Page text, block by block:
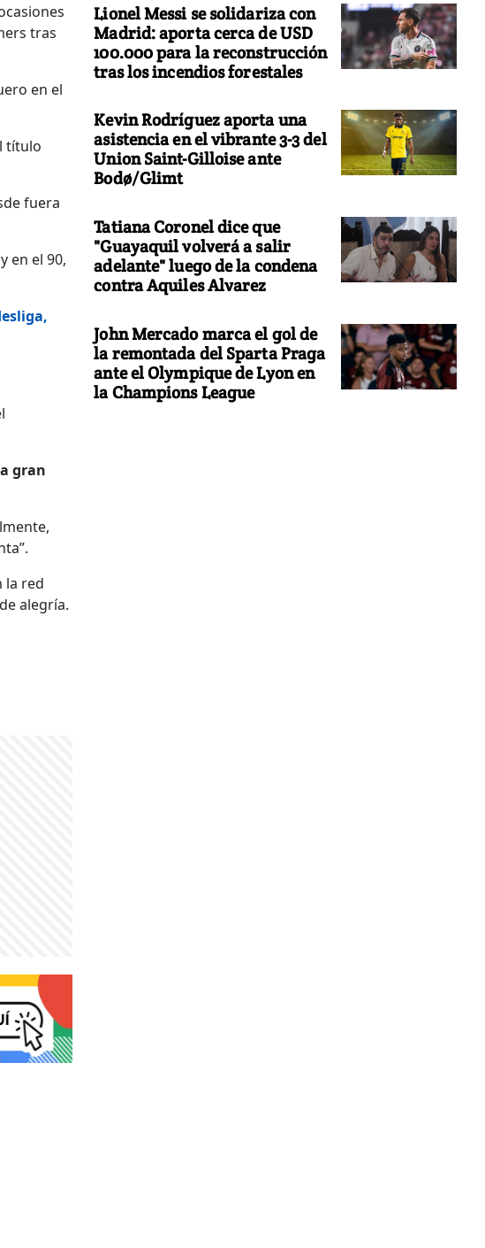
tras
en el
título
fuera
y en el 90,
gran
la red
alegría.
Lionel Messi se solidariza con
Madrid: aporta cerca de USD
100.000 para la reconstrucción
tras los incendios forestales
Kevin Rodríguez aporta una
asistencia en el vibrante 3-3 del
Union Saint-Gilloise ante
Bodø/Glimt
Tatiana Coronel dice que
"Guayaquil volverá a salir
adelante" luego de la condena
contra Aquiles Alvarez
John Mercado marca el gol de
la remontada del Sparta Praga
ante el Olympique de Lyon en
la Champions League